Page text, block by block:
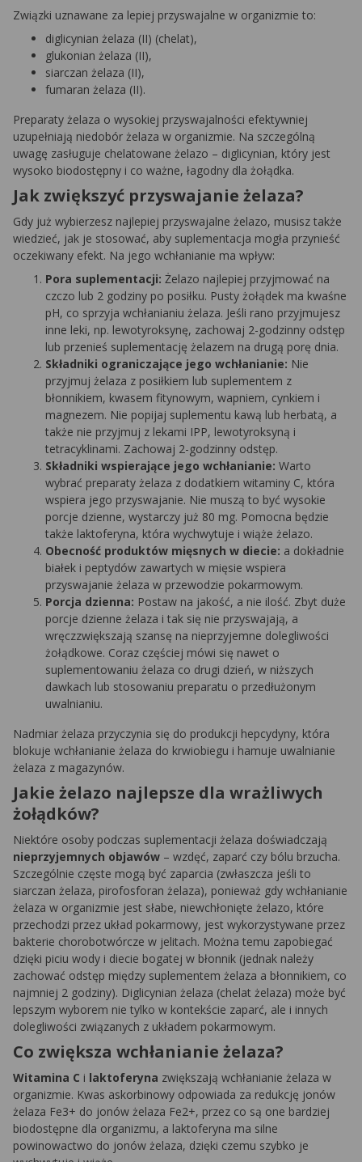
Związki uznawane za lepiej przyswajalne w organizmie to:
diglicynian żelaza (II) (chelat),
glukonian żelaza (II),
siarczan żelaza (II),
fumaran żelaza (II).
Preparaty żelaza o wysokiej przyswajalności efektywniej
uzupełniają niedobór żelaza w organizmie. Na szczególną
uwagę zasługuje chelatowane żelazo – diglicynian, który jest
wysoko biodostępny i co ważne, łagodny dla żołądka.
Jak zwiększyć przyswajanie żelaza?
Gdy już wybierzesz najlepiej przyswajalne żelazo, musisz także
wiedzieć, jak je stosować, aby suplementacja mogła przynieść
oczekiwany efekt. Na jego wchłanianie ma wpływ:
Pora suplementacji: Żelazo najlepiej przyjmować na
czczo lub 2 godziny po posiłku. Pusty żołądek ma kwaśne
pH, co sprzyja wchłanianiu żelaza. Jeśli rano przyjmujesz
inne leki, np. lewotyroksynę, zachowaj 2-godzinny odstęp
lub przenieś suplementację żelazem na drugą porę dnia.
Składniki ograniczające jego wchłanianie: Nie
przyjmuj żelaza z posiłkiem lub suplementem z
błonnikiem, kwasem fitynowym, wapniem, cynkiem i
magnezem. Nie popijaj suplementu kawą lub herbatą, a
także nie przyjmuj z lekami IPP, lewotyroksyną i
tetracyklinami. Zachowaj 2-godzinny odstęp.
Składniki wspierające jego wchłanianie: Warto
wybrać preparaty żelaza z dodatkiem witaminy C, która
wspiera jego przyswajanie. Nie muszą to być wysokie
porcje dzienne, wystarczy już 80 mg. Pomocna będzie
także laktoferyna, która wychwytuje i wiąże żelazo.
Obecność produktów mięsnych w diecie: a dokładnie
białek i peptydów zawartych w mięsie wspiera
przyswajanie żelaza w przewodzie pokarmowym.
Porcja dzienna: Postaw na jakość, a nie ilość. Zbyt duże
porcje dzienne żelaza i tak się nie przyswajają, a
wręczzwiększają szansę na nieprzyjemne dolegliwości
żołądkowe. Coraz częściej mówi się nawet o
suplementowaniu żelaza co drugi dzień, w niższych
dawkach lub stosowaniu preparatu o przedłużonym
uwalnianiu.
Nadmiar żelaza przyczynia się do produkcji hepcydyny, która
blokuje wchłanianie żelaza do krwiobiegu i hamuje uwalnianie
żelaza z magazynów.
Jakie żelazo najlepsze dla wrażliwych
żołądków?
Niektóre osoby podczas suplementacji żelaza doświadczają
nieprzyjemnych objawów – wzdęć, zaparć czy bólu brzucha.
Szczególnie częste mogą być zaparcia (zwłaszcza jeśli to
siarczan żelaza, pirofosforan żelaza), ponieważ gdy wchłanianie
żelaza w organizmie jest słabe, niewchłonięte żelazo, które
przechodzi przez układ pokarmowy, jest wykorzystywane przez
bakterie chorobotwórcze w jelitach. Można temu zapobiegać
dzięki piciu wody i diecie bogatej w błonnik (jednak należy
zachować odstęp między suplementem żelaza a błonnikiem, co
najmniej 2 godziny). Diglicynian żelaza (chelat żelaza) może być
lepszym wyborem nie tylko w kontekście zaparć, ale i innych
dolegliwości związanych z układem pokarmowym.
Co zwiększa wchłanianie żelaza?
Witamina C i laktoferyna zwiększają wchłanianie żelaza w
organizmie. Kwas askorbinowy odpowiada za redukcję jonów
żelaza Fe3+ do jonów żelaza Fe2+, przez co są one bardziej
biodostępne dla organizmu, a laktoferyna ma silne
powinowactwo do jonów żelaza, dzięki czemu szybko je